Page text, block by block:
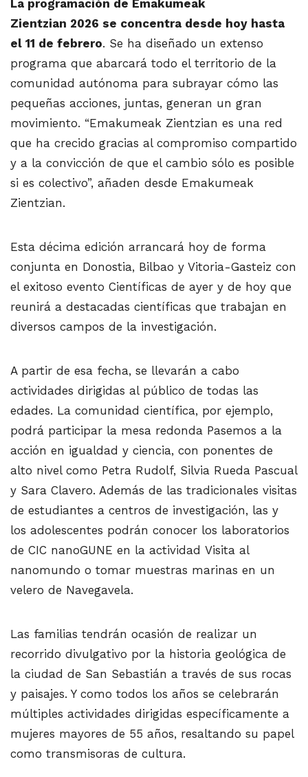
La programación de Emakumeak
Zientzian 2026 se concentra desde hoy hasta
el 11 de febrero. Se ha diseñado un extenso
programa que abarcará todo el territorio de la
comunidad autónoma para subrayar cómo las
pequeñas acciones, juntas, generan un gran
movimiento. “Emakumeak Zientzian es una red
que ha crecido gracias al compromiso compartido
y a la convicción de que el cambio sólo es posible
si es colectivo”, añaden desde Emakumeak
Zientzian.
Esta décima edición arrancará hoy de forma
conjunta en Donostia, Bilbao y Vitoria-Gasteiz con
el exitoso evento Científicas de ayer y de hoy que
reunirá a destacadas científicas que trabajan en
diversos campos de la investigación.
A partir de esa fecha, se llevarán a cabo
actividades dirigidas al público de todas las
edades. La comunidad científica, por ejemplo,
podrá participar la mesa redonda Pasemos a la
acción en igualdad y ciencia, con ponentes de
alto nivel como Petra Rudolf, Silvia Rueda Pascual
y Sara Clavero. Además de las tradicionales visitas
de estudiantes a centros de investigación, las y
los adolescentes podrán conocer los laboratorios
de CIC nanoGUNE en la actividad Visita al
nanomundo o tomar muestras marinas en un
velero de Navegavela.
Las familias tendrán ocasión de realizar un
recorrido divulgativo por la historia geológica de
la ciudad de San Sebastián a través de sus rocas
y paisajes. Y como todos los años se celebrarán
múltiples actividades dirigidas específicamente a
mujeres mayores de 55 años, resaltando su papel
como transmisoras de cultura.